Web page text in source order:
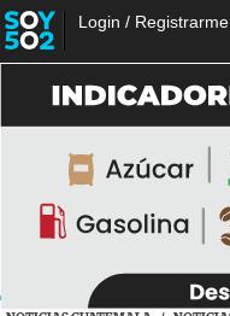
Login / Registrarme